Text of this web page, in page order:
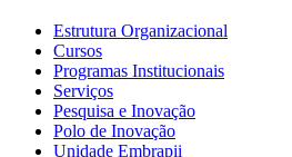
Estrutura Organizacional
Cursos
Programas Institucionais
Serviços
Pesquisa e Inovação
Polo de Inovação
Unidade Embrapii